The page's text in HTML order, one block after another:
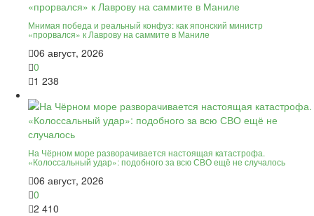
Мнимая победа и реальный конфуз: как японский министр
«прорвался» к Лаврову на саммите в Маниле
06 август, 2026
0
1 238
На Чёрном море разворачивается настоящая катастрофа.
«Колоссальный удар»: подобного за всю СВО ещё не случалось
06 август, 2026
0
2 410